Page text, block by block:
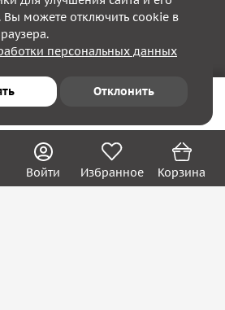
Избранное
Войти Корзина
— в течение 10 минут мы с Вами свяжемся!
моих персональных данных
лицам
Акции
Вакансии
Контакты
Вы можете отключить cookie в
персональных данных
Отклонить